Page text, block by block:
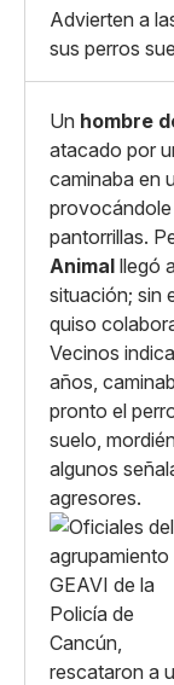
X
Copiar
Advierten a
sus perros
Un hombre
atacado por
caminaba en
provocándole
pantorrillas.
Animal llegó
situación; sin
quiso
Vecinos
años,
pronto el
suelo,
algunos
agresores.